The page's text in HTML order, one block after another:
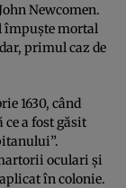
Newcomen.
împuște mortal
primul caz de
1630, când
a fost găsit
oculari și
în colonie.